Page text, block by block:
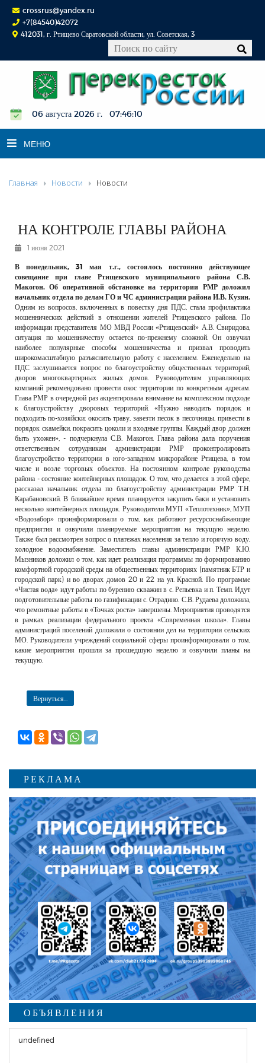
crossrus@yandex.ru
+7(84540)42072
412031, г. Ртищево Саратовской области, ул. Советская, 3
06 августа 2026 г. 07:46:10
МЕНЮ
НОВОСТИ
К СВЕДЕНИЮ
РЕКЛАМОДАТЕЛЯМ
ОБЪЯВЛЕНИЯ
КОНТАКТЫ
Главная Новости Новости
НА КОНТРОЛЕ ГЛАВЫ РАЙОНА
1 июня 2021
В понедельник, 31 мая т.г., состоялось постоянно действующее
совещание при главе Ртищевского муниципального района С.В.
Макогон. Об оперативной обстановке на территории РМР доложил
начальник отдела по делам ГО и ЧС администрации района И.В. Кузин.
Одним из вопросов, включенных в повестку дня ПДС, стала профилактика
мошеннических действий в отношении жителей Ртищевского района. По
информации представителя МО МВД России «Ртищевский» А.В. Свиридова,
ситуация по мошенничеству остается по-прежнему сложной. Он озвучил
наиболее популярные способы мошенничества и призвал проводить
широкомасштабную разъяснительную работу с населением. Еженедельно на
ПДС заслушивается вопрос по благоустройству общественных территорий,
дворов многоквартирных жилых домов. Руководителям управляющих
компаний рекомендовано провести окос территории по конкретным адресам.
Глава РМР в очередной раз акцентировала внимание на комплексном подходе
к благоустройству дворовых территорий. «Нужно наводить порядок и
подходить по-хозяйски: окосить траву, завезти песок в песочницы, привести в
порядок скамейки, покрасить цоколи и входные группы. Каждый двор должен
быть ухожен», - подчеркнула С.В. Макогон. Глава района дала поручения
ответственным сотрудникам администрации РМР проконтролировать
благоустройство территории в юго-западном микрорайоне Ртищева, в том
числе и возле торговых объектов. На постоянном контроле руководства
района - состояние контейнерных площадок. О том, что делается в этой сфере,
рассказал начальник отдела по благоустройству администрации РМР Т.Н.
Карабановский. В ближайшее время планируется закупить баки и установить
несколько контейнерных площадок. Руководители МУП «Теплотехник», МУП
«Водозабор» проинформировали о том, как работают ресурсоснабжающие
предприятия и озвучили планируемые мероприятия на текущую неделю.
Также был рассмотрен вопрос о платежах населения за тепло и горячую воду,
холодное водоснабжение. Заместитель главы администрации РМР К.Ю.
Мызников доложил о том, как идет реализация программы по формированию
комфортной городской среды на общественных территориях (памятник БТР и
городской парк) и во дворах домов 20 и 22 на ул. Красной. По программе
«Чистая вода» идут работы по бурению скважин в с. Репьевка и п. Темп. Идут
подготовительные работы по газификации с. Отрадино. С.В. Рудаева доложила,
что ремонтные работы в «Точках роста» завершены. Мероприятия проводятся
в рамках реализации федерального проекта «Современная школа». Главы
администраций поселений доложили о состоянии дел на территории сельских
МО. Руководители учреждений социальной сферы проинформировали о том,
какие мероприятия прошли за прошедшую неделю и озвучили планы на
текущую.
Вернуться...
РЕКЛАМА
ОБЪЯВЛЕНИЯ
undefined